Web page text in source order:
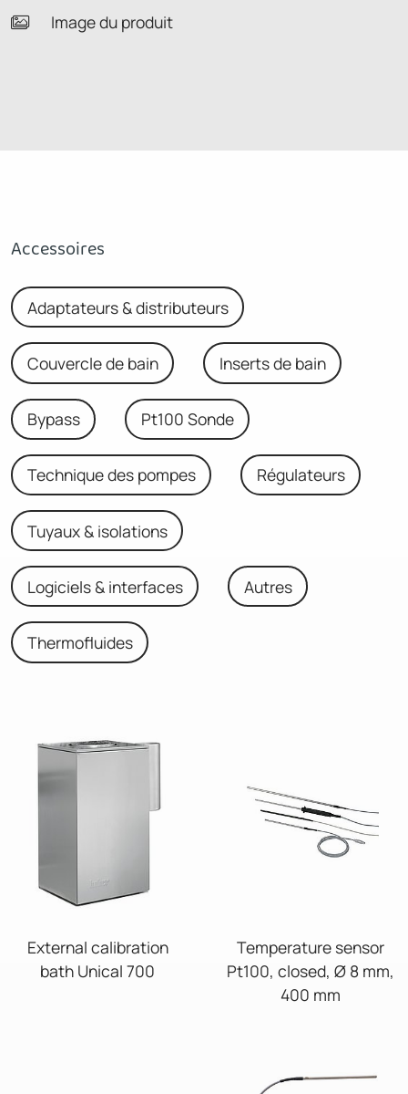
Image du produit
Accessoires
Adaptateurs & distributeurs
Couvercle de bain Inserts de bain
Bypass Pt100 Sonde
Technique des pompes Régulateurs
Tuyaux & isolations
Logiciels & interfaces Autres
Thermofluides
External calibration
bath Unical 700
Temperature sensor
Pt100, closed, Ø 8 mm,
400 mm